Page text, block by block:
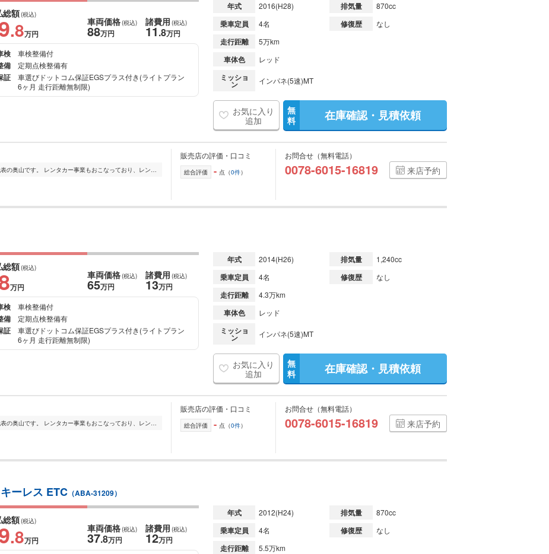
総額(税込)
.8万円
車両価格(税込)
88万円
諸費用 (税込)
11.8万円
検
車検整備付
備 定期点検整備有
証
車選びドットコム保証EGSプラス付き(ライトプラン
6ヶ月 走行距離無制限)
年式 2016(H28) 排気量 870cc
乗車定員 4名 修復歴 なし
走行距離 5万km
車体色 レッド
ミッショ
ン インパネ(5速)MT
お気に入り
追加
無
料
在庫確認・見積依頼
3級整備士の資格を持っている代表の奥山です。 レンタカー事業もおこなっており、レンタアップのお車も取り扱っております。 レンタカーとしてお客様に綺麗な状態でお...
販売店の評価・口コミ
総合評価 - 点（0件）
お問合せ（無料電話）
0078-6015-16819 来店予約
総額(税込)
万円
車両価格(税込)
65万円
諸費用 (税込)
13万円
検
車検整備付
備 定期点検整備有
証
車選びドットコム保証EGSプラス付き(ライトプラン
6ヶ月 走行距離無制限)
年式 2014(H26) 排気量 1,240cc
乗車定員 4名 修復歴 なし
走行距離 4.3万km
車体色 レッド
ミッショ
ン インパネ(5速)MT
お気に入り
追加
無
料
在庫確認・見積依頼
3級整備士の資格を持っている代表の奥山です。 レンタカー事業もおこなっており、レンタアップのお車も取り扱っております。 レンタカーとしてお客様に綺麗な状態でお...
販売店の評価・口コミ
総合評価 - 点（0件）
お問合せ（無料電話）
0078-6015-16819 来店予約
ーレス ETC （ABA-31209）
総額(税込)
.8万円
車両価格(税込)
37.8万円
諸費用 (税込)
12万円
年式 2012(H24) 排気量 870cc
乗車定員 4名 修復歴 なし
走行距離 5.5万km